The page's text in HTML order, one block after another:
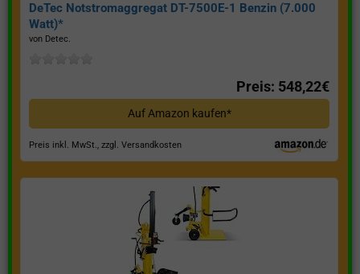
DeTec Notstromaggregat DT-7500E-1 Benzin (7.000
Watt)*
von Detec.
Preis: 548,22€
Auf Amazon kaufen*
Preis inkl. MwSt., zzgl. Versandkosten